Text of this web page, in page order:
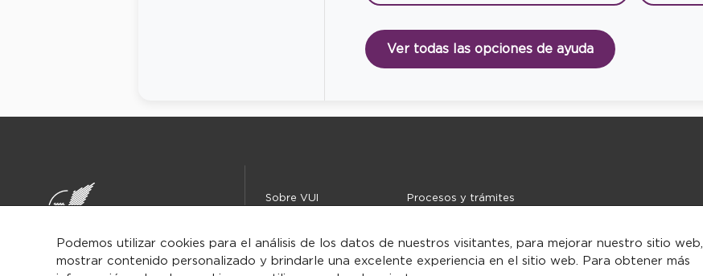
Ver todas las opciones de ayuda
Sobre VUI
Procesos y trámites
Centro de ayuda
Contacto
Iniciar
Podemos utilizar cookies para el análisis de los datos de nuestros visitantes, para mejorar nuestro sitio web,
mostrar contenido personalizado y brindarle una excelente experiencia en el sitio web. Para obtener más